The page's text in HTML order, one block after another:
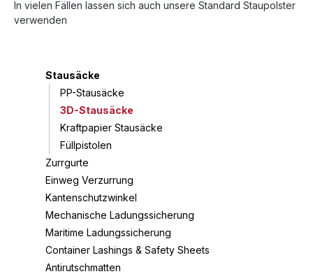
In vielen Fällen lassen sich auch unsere Standard Staupolster
verwenden
Stausäcke
PP-Stausäcke
3D-Stausäcke
Kraftpapier Stausäcke
Füllpistolen
Zurrgurte
Einweg Verzurrung
Kantenschutzwinkel
Mechanische Ladungssicherung
Maritime Ladungssicherung
Container Lashings & Safety Sheets
Antirutschmatten